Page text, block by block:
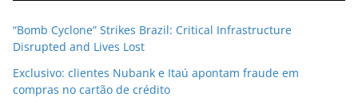
“Bomb Cyclone” Strikes Brazil: Critical Infrastructure
Disrupted and Lives Lost
Exclusivo: clientes Nubank e Itaú apontam fraude em
compras no cartão de crédito